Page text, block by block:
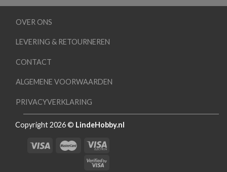
OVER ONS
LEVERING & RETOURNEREN
CONTACT
ALGEMENE VOORWAARDEN
PRIVACYVERKLARING
Copyright 2026 © LindeHobby.nl